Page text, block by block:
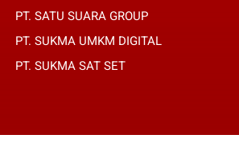
PT. SATU SUARA GROUP
PT. SUKMA UMKM DIGITAL
PT. SUKMA SAT SET